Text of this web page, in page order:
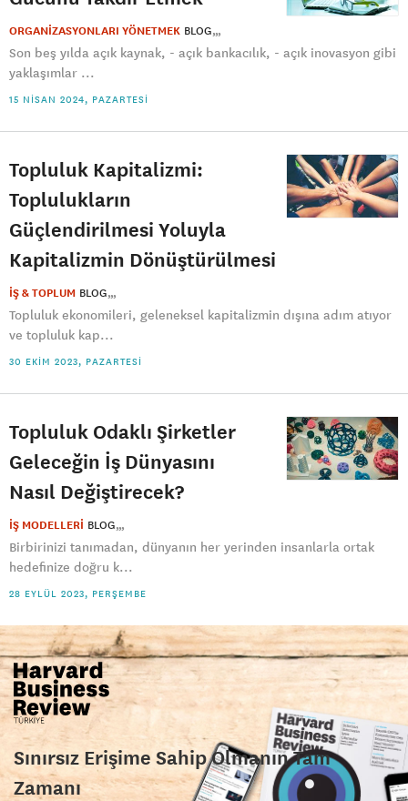
ORGANİZASYONLARI YÖNETMEK BLOG
Son beş yılda açık kaynak, - açık bankacılık, - açık inovasyon gibi
yaklaşımlar ...
15 NISAN 2024, PAZARTESI
Topluluk Kapitalizmi:
Toplulukların
Güçlendirilmesi Yoluyla
Kapitalizmin Dönüştürülmesi
İŞ & TOPLUM BLOG
Topluluk ekonomileri, geleneksel kapitalizmin dışına adım atıyor
ve topluluk kap...
30 EKIM 2023, PAZARTESI
Topluluk Odaklı Şirketler
Geleceğin İş Dünyasını
Nasıl Değiştirecek?
İŞ MODELLERİ BLOG
Birbirinizi tanımadan, dünyanın her yerinden insanlarla ortak
hedefinize doğru k...
28 EYLÜL 2023, PERŞEMBE
Sınırsız Erişime Sahip Olmanın Tam
Zamanı